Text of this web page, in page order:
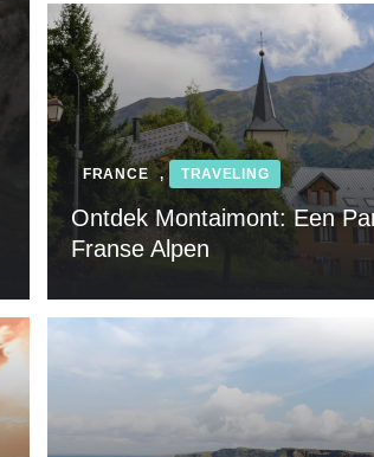
FRANCE , TRAVELING
Ontdek Montaimont: Een
Franse Alpen